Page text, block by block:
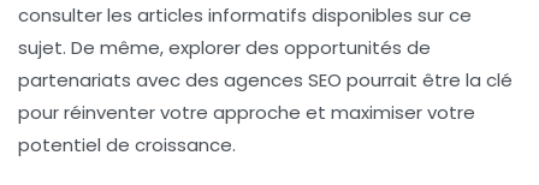
consulter les articles informatifs disponibles sur ce
sujet. De même, explorer des opportunités de
partenariats avec des agences SEO pourrait être la clé
pour réinventer votre approche et maximiser votre
potentiel de croissance.